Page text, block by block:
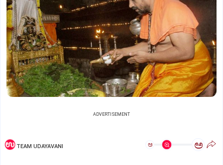
ADVERTISEMENT
TEAM UDAYAVANI ಅ ಅ